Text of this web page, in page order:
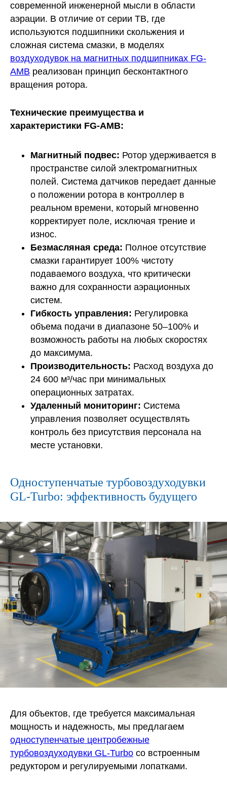
современной инженерной мысли в области
аэрации. В отличие от серии ТВ, где
используются подшипники скольжения и
сложная система смазки, в моделях
воздуходувок на магнитных подшипниках FG-
AMB реализован принцип бесконтактного
вращения ротора.
Технические преимущества и
характеристики FG-AMB:
Магнитный подвес: Ротор удерживается в
пространстве силой электромагнитных
полей. Система датчиков передает данные
о положении ротора в контроллер в
реальном времени, который мгновенно
корректирует поле, исключая трение и
износ.
Безмасляная среда: Полное отсутствие
смазки гарантирует 100% чистоту
подаваемого воздуха, что критически
важно для сохранности аэрационных
систем.
Гибкость управления: Регулировка
объема подачи в диапазоне 50–100% и
возможность работы на любых скоростях
до максимума.
Производительность: Расход воздуха до
24 600 м³/час при минимальных
операционных затратах.
Удаленный мониторинг: Система
управления позволяет осуществлять
контроль без присутствия персонала на
месте установки.
Одноступенчатые турбовоздуходувки
GL-Turbo: эффективность будущего
Для объектов, где требуется максимальная
мощность и надежность, мы предлагаем
одноступенчатые центробежные
турбовоздуходувки GL-Turbo со встроенным
редуктором и регулируемыми лопатками.